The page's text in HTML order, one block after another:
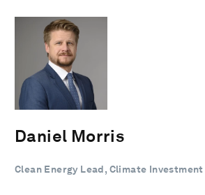
Daniel Morris
Clean Energy Lead, Climate Investment